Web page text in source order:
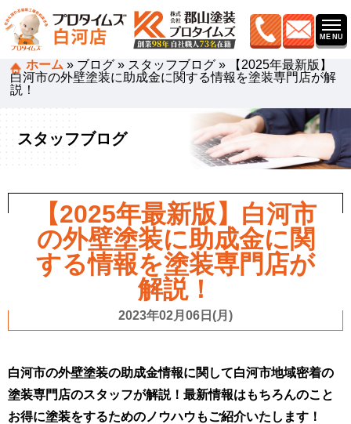
ホーム » ブログ » スタッフブログ »
【2025年最新版】
白河市の外壁塗装に助成金に関する情報を塗装専門店が解
説！
スタッフブログ
【2025年最新版】白河市
の外壁塗装に助成金に関
する情報を塗装専門店が
解説！
2023年02月06日(月)
白河市の外壁塗装の助成金情報に関して白河市地域密着の
塗装専門店のスタッフが解説！最新情報はもちろんのこと
お得に塗装をするためのノウハウもご紹介いたします！